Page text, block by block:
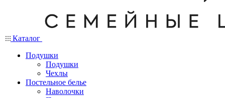
Каталог
Подушки
Подушки
Чехлы
Постельное белье
Наволочки